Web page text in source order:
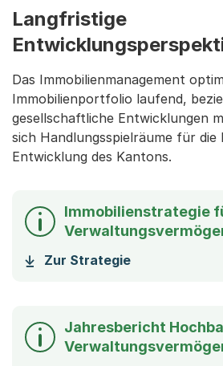
Langfristige
Das Immobilienmanagement
Immobilienportfolio laufend,
gesellschaftliche Entwicklungen
sich Handlungsspielräume für die
Entwicklung des Kantons.
Immobilienstrategie
Zur Strategie(Startet einen
Jahresbericht